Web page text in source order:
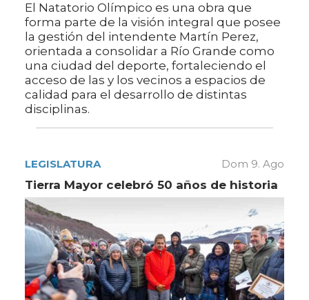
El Natatorio Olímpico es una obra que
forma parte de la visión integral que posee
la gestión del intendente Martín Perez,
orientada a consolidar a Río Grande como
una ciudad del deporte, fortaleciendo el
acceso de las y los vecinos a espacios de
calidad para el desarrollo de distintas
disciplinas.
LEGISLATURA Dom 9. Ago
Tierra Mayor celebró 50 años de historia